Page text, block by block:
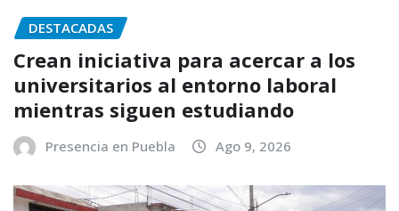
DESTACADAS
Crean iniciativa para acercar a los
universitarios al entorno laboral
mientras siguen estudiando
Presencia en Puebla Ago 9, 2026